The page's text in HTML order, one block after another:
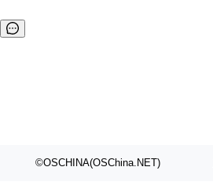
©OSCHINA(OSChina.NET)